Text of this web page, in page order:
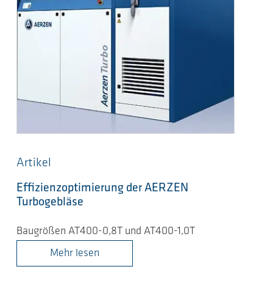
Artikel
Effizienzoptimierung der AERZEN
Turbogebläse
Baugrößen AT400-0,8T und AT400-1,0T
Mehr lesen